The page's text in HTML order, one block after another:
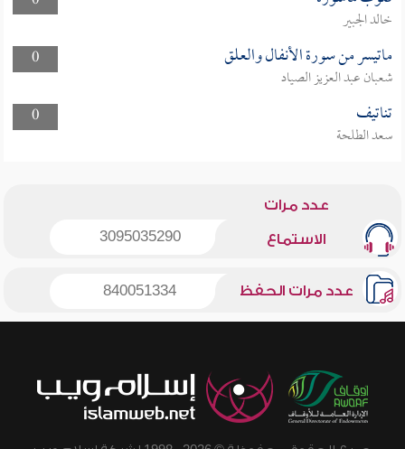
خالد الجبير
0
ماتيسر من سورة الأنفال والعلق
شعبان عبد العزيز الصياد
0
تناتيف
سعد الطلحة
عدد مرات
الاستماع 3095035290
عدد مرات الحفظ 840051334